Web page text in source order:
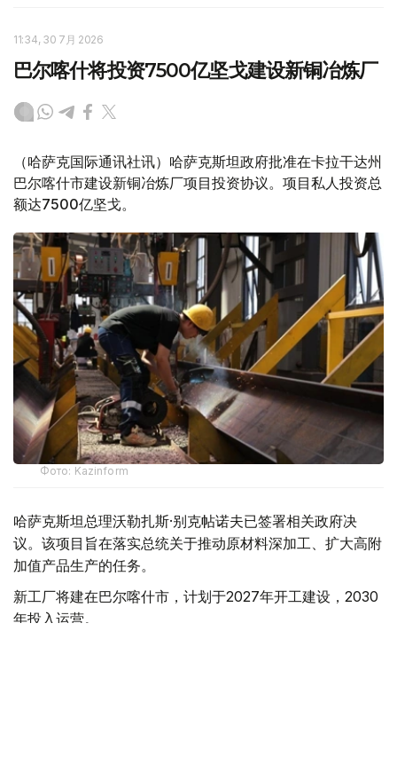
11:34, 30 7月 2026
巴尔喀什将投资7500亿坚戈建设新铜冶炼厂
（哈萨克国际通讯社讯）哈萨克斯坦政府批准在卡拉干达州
巴尔喀什市建设新铜冶炼厂项目投资协议。项目私人投资总
额达7500亿坚戈。
Фото: Kazinform
哈萨克斯坦总理沃勒扎斯·别克帖诺夫已签署相关政府决
议。该项目旨在落实总统关于推动原材料深加工、扩大高附
加值产品生产的任务。
新工厂将建在巴尔喀什市，计划于2027年开工建设，2030
年投入运营。